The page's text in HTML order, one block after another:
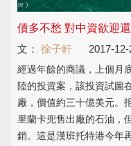
債多不愁 對中資欲迎
文： 徐子軒 2017-12-
經過年餘的商議，上個月
陸的投資案，該投資試圖
廠，價值約三十億美元。
里蘭卡兜售出廠的石油，
銷。這是漢班托特港今年